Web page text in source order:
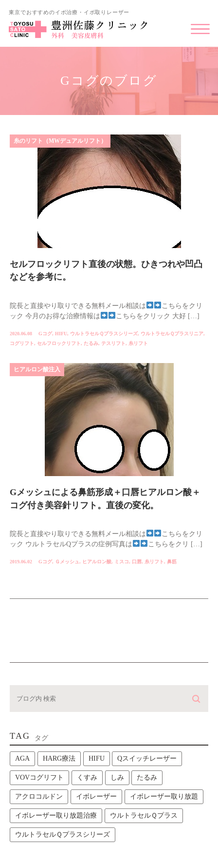
東京でおすすめのイボ治療・イボ取りレーザー
Gコグのブログ
糸のリフト（MWデュアルリフト）
セルフロックリフト直後の状態。ひきつれや凹凸
などを参考に。
院長と直接やり取りできる無料メール相談は
こちらをクリ
ック 今月のお得な治療情報は
こちらをクリック 大好 […]
2020.06.08 Gコグ, HIFU, ウルトラセルＱプラスシリーズ, ウルトラセルＱプラスリニア,
コグリフト, セルフロックリフト, たるみ, テスリフト, 糸リフト
ヒアルロン酸注入
Gメッシュによる鼻筋形成＋口唇ヒアルロン酸＋
コグ付き美容針リフト。直後の変化。
院長と直接やり取りできる無料メール相談は
こちらをクリ
ック ウルトラセルQプラスの症例写真は
こちらをクリ […]
2019.06.02 Gコグ, Ｇメッシュ , ヒアルロン酸, ミスコ, 口唇, 糸リフト, 鼻筋
TAG タグ
AGA HARG療法 HIFU Qスイッチレーザー
VOVコグリフト くすみ しみ たるみ
アクロコルドン イボレーザー イボレーザー取り放題
イボレーザー取り放題治療 ウルトラセルＱプラス
ウルトラセルＱプラスシリーズ